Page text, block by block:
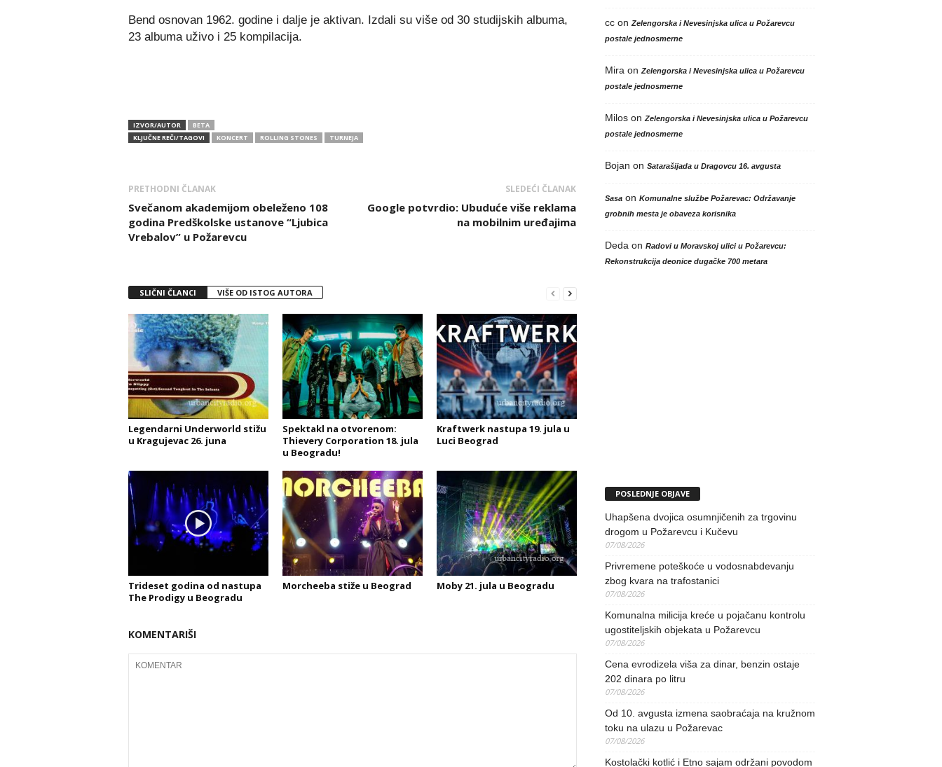
Bend osnovan 1962. godine i dalje je aktivan. Izdali su više od 30 studijskih albuma,
23 albuma uživo i 25 kompilacija.
IZVOR/AUTOR
BETA
KLJUČNE REČI/TAGOVI
KONCERT ROLLING STONES TURNEJA
PRETHODNI ČLANAK
Svečanom akademijom obeleženo 108
godina Predškolske ustanove “Ljubica
Vrebalov” u Požarevcu
SLEDEĆI ČLANAK
Google potvrdio: Ubuduće više reklama
na mobilnim uređajima
SLIČNI ČLANCI VIŠE OD ISTOG AUTORA
Legendarni Underworld stižu
u Kragujevac 26. juna
Spektakl na otvorenom:
Thievery Corporation 18. jula
u Beogradu!
Kraftwerk nastupa 19. jula u
Luci Beograd
Trideset godina od nastupa
The Prodigy u Beogradu
Morcheeba stiže u Beograd Moby 21. jula u Beogradu
KOMENTARIŠI
ccon Zelengorska i Nevesinjska ulica u Požarevcu
postale jednosmerne
Mira on Zelengorska i Nevesinjska ulica u Požarevcu
postale jednosmerne
Miloson Zelengorska i Nevesinjska ulica u Požarevcu
postale jednosmerne
Bojan on Satarašijada u Dragovcu 16. avgusta
Sasaon Komunalne službe Požarevac: Održavanje
grobnih mesta je obaveza korisnika
Deda on Radovi u Moravskoj ulici u Požarevcu:
Rekonstrukcija deonice dugačke 700 metara
POSLEDNJE OBJAVE
Uhapšena dvojica osumnjičenih za trgovinu
drogom u Požarevcu i Kučevu
07/08/2026
Privremene poteškoće u vodosnabdevanju
zbog kvara na trafostanici
07/08/2026
Komunalna milicija kreće u pojačanu kontrolu
ugostiteljskih objekata u Požarevcu
07/08/2026
Cena evrodizela viša za dinar, benzin ostaje
202 dinara po litru
07/08/2026
Od 10. avgusta izmena saobraćaja na kružnom
toku na ulazu u Požarevac
07/08/2026
Kostolački kotlić i Etno sajam održani povodom